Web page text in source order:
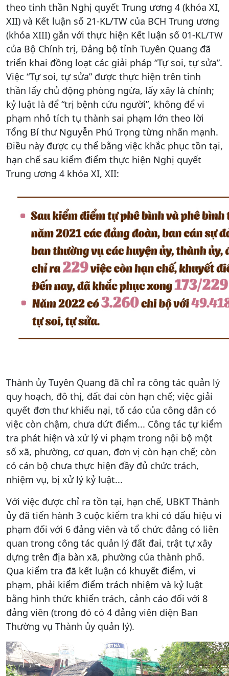
theo tinh thần Nghị quyết Trung ương 4 (khóa XI,
XII) và Kết luận số 21-KL/TW của BCH Trung ương
(khóa XIII) gắn với thực hiện Kết luận số 01-KL/TW
của Bộ Chính trị, Đảng bộ tỉnh Tuyên Quang đã
triển khai đồng loạt các giải pháp “Tự soi, tự sửa”.
Việc “Tự soi, tự sửa” được thực hiện trên tinh
thần lấy chủ động phòng ngừa, lấy xây là chính;
kỷ luật là để “trị bệnh cứu người”, không để vi
phạm nhỏ tích tụ thành sai phạm lớn theo lời
Tổng Bí thư Nguyễn Phú Trọng từng nhấn mạnh.
Điều này được cụ thể bằng việc khắc phục tồn tại,
hạn chế sau kiểm điểm thực hiện Nghị quyết
Trung ương 4 khóa XI, XII:
Thành ủy Tuyên Quang đã chỉ ra công tác quản lý
quy hoạch, đô thị, đất đai còn hạn chế; việc giải
quyết đơn thư khiếu nại, tố cáo của công dân có
việc còn chậm, chưa dứt điểm... Công tác tự kiểm
tra phát hiện và xử lý vi phạm trong nội bộ một
số xã, phường, cơ quan, đơn vị còn hạn chế; còn
có cán bộ chưa thực hiện đầy đủ chức trách,
nhiệm vụ, bị xử lý kỷ luật...
Với việc được chỉ ra tồn tại, hạn chế, UBKT Thành
ủy đã tiến hành 3 cuộc kiểm tra khi có dấu hiệu vi
phạm đối với 6 đảng viên và tổ chức đảng có liên
quan trong công tác quản lý đất đai, trật tự xây
dựng trên địa bàn xã, phường của thành phố.
Qua kiểm tra đã kết luận có khuyết điểm, vi
phạm, phải kiểm điểm trách nhiệm và kỷ luật
bằng hình thức khiển trách, cảnh cáo đối với 8
đảng viên (trong đó có 4 đảng viên diện Ban
Thường vụ Thành ủy quản lý).